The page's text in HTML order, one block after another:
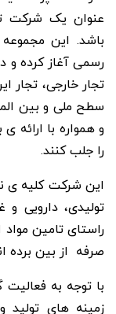
عنوان یک شرکت
رسمی آغاز کرده و
تجار خارجی، تجار
سطح ملی و بین
و همواره با
را جلب کنند‌.
این شرکت کلیه ی
تولیدی، دارویی
راستای تامین
صرفه از بین برده
با توجه به
زمینه های تولید